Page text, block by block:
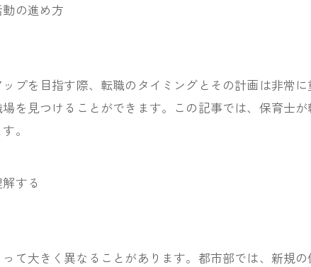
の進め方
プを目指す際、転職のタイミングとその計画は非常
を見つけることができます。この記事では、保育士
。
する
て大きく異なることがあります。都市部では、新規